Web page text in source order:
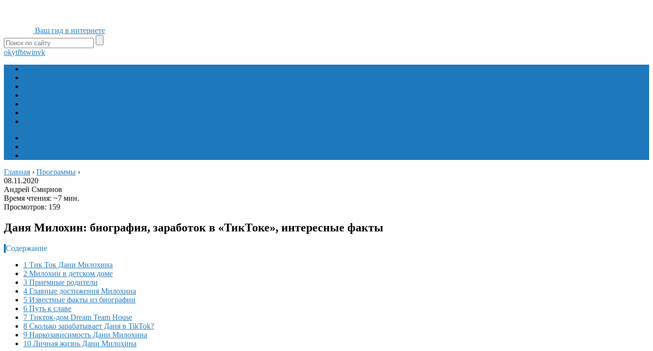
Ваш гид в интернете
okytfbtwinvk
Главная › Программы ›
08.11.2020
Андрей Смирнов
Время чтения: ~7 мин.
Просмотров: 159
Даня Милохин: биография, заработок в «ТикТоке», интересные факты
Содержание
1 Тик Ток Дани Милохина
2 Милохин в детском доме
3 Приемные родители
4 Главные достижения Милохина
5 Известные факты из биографии
6 Путь к славе
7 Тикток-дом Dream Team House
8 Сколько зарабатывает Даня в TikTok?
9 Наркозависимость Дани Милохина
10 Личная жизнь Дани Милохина